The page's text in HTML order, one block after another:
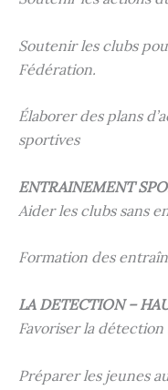
Soutenir les clubs
Fédération.
Élaborer des plans
sportives
ENTRAINEMENT
Aider les clubs sans
Formation des
LA DETECTION –
Favoriser la détection
Préparer les jeunes